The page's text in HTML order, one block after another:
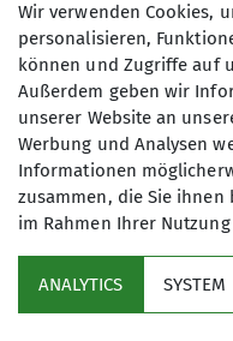
Neues aus der Gruppe
Tour
Öffentlichkeit
Sektion
Wir verwenden Cookies,
personalisieren,
können und Zugriffe auf
Außerdem geben wir
unserer Website an
Werbung und Analysen
Informationen
zusammen, die Sie
im Rahmen Ihrer
ANALYTICS SYSTEM